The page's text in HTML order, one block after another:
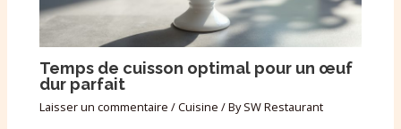
Temps de cuisson optimal pour un œuf
dur parfait
Laisser un commentaire /Cuisine / BySW Restaurant